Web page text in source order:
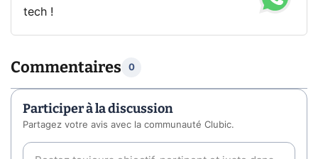
tech !
Commentaires 0
Participer à la discussion
Partagez votre avis avec la communauté Clubic.